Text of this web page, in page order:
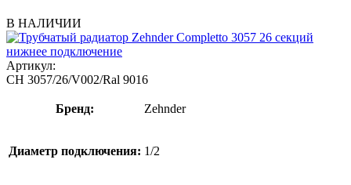
В НАЛИЧИИ
Артикул:
CH 3057/26/V002/Ral 9016
Бренд: Zehnder
Диаметр подключения: 1/2